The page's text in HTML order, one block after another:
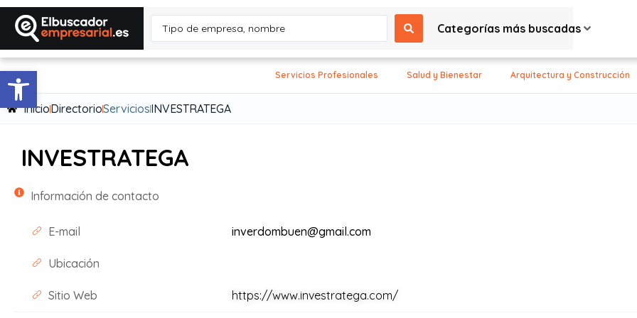
Abrir barra de herramientas
Categorías más buscadas
Servicios Profesionales Salud y Bienestar Arquitectura y Construcción
InicioDirectorioServiciosINVESTRATEGA
INVESTRATEGA
Información de contacto
E-mail inverdombuen@gmail.com
Ubicación
Sitio Web https://www.investratega.com/